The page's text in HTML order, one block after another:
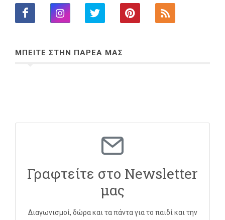
ΜΠΕΙΤΕ ΣΤΗΝ ΠΑΡΕΑ ΜΑΣ
Γραφτείτε στο Newsletter
μας
Διαγωνισμοί, δώρα και τα πάντα για το παιδί και την